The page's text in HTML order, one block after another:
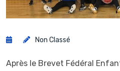
Non Classé
Après le Brevet Fédéral